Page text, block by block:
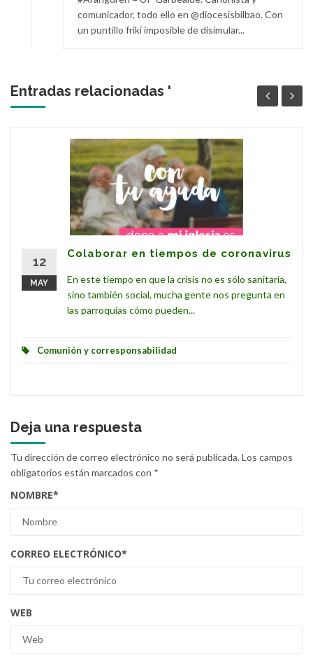
comunicador, todo ello en @diocesisbilbao. Con
un puntillo friki imposible de disimular...
Entradas relacionadas '
12
MAY
Colaborar en tiempos de coronavirus
En este tiempo en que la crisis no es sólo sanitaria,
sino también social, mucha gente nos pregunta en
las parroquias cómo pueden...
Comunión y corresponsabilidad
Deja una respuesta
Tu dirección de correo electrónico no será publicada.Los campos
obligatorios están marcados con *
NOMBRE*
CORREO ELECTRÓNICO*
WEB